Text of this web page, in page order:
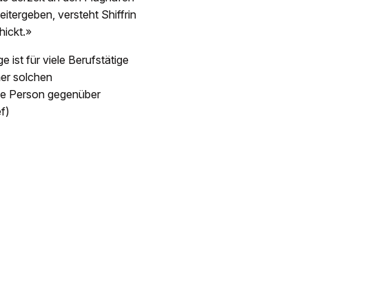
versteht Shiffrin
ist für viele Berufstätige
solchen
Person gegenüber